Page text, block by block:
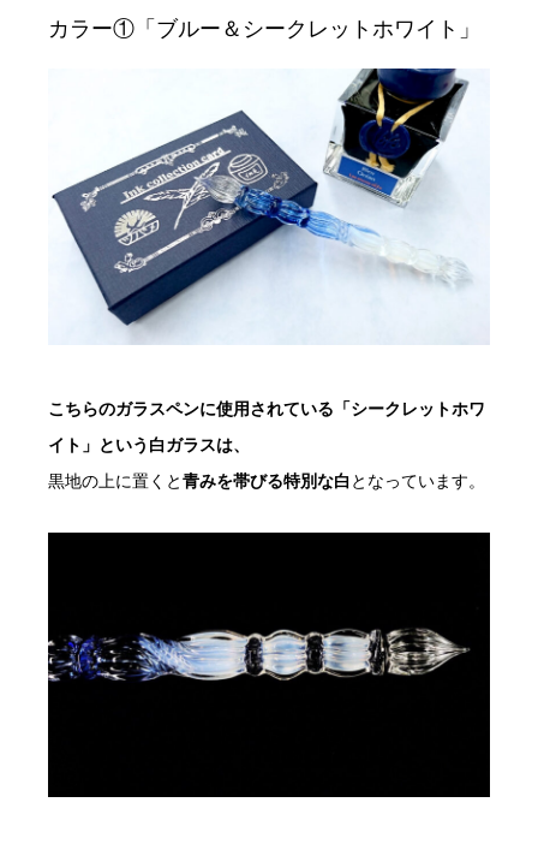
カラー①「ブルー＆シークレットホワイト」
こちらのガラスペンに使用されている「シークレットホワ
イト」という白ガラスは、
黒地の上に置くと青みを帯びる特別な白 となっています。